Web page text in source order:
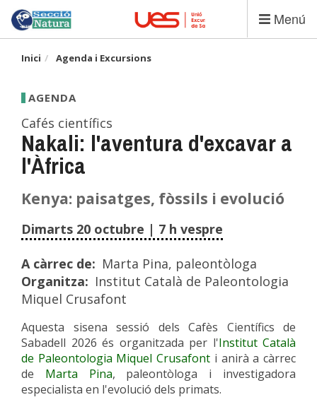
Vés
contingut
Menú
Inici Agenda i Excursions
AGENDA
Cafés científics
Nakali: l'aventura d'excavar a
l'Àfrica
Kenya: paisatges, fòssils i evolució
Dimarts 20 octubre | 7 h vespre
A càrrec de
Marta Pina, paleontòloga
Organitza
Institut Català de Paleontologia
Miquel Crusafont
Aquesta sisena sessió dels Cafès Científics de
Sabadell 2026 és organitzada per l'Institut Català
de Paleontologia Miquel Crusafont i anirà a càrrec
de Marta Pina, paleontòloga i investigadora
especialista en l'evolució dels primats.